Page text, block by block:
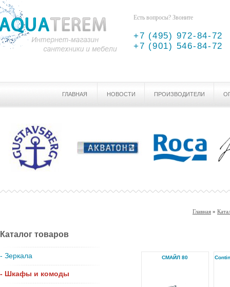
Есть вопросы? Звоните
+7 (495) 972-84-72
+7 (901) 546-84-72
ГЛАВНАЯ НОВОСТИ ПРОИЗВОДИТЕЛИ
Главная »
Каталог товаров
- Зеркала
- Шкафы и комоды
СМАЙЛ 80